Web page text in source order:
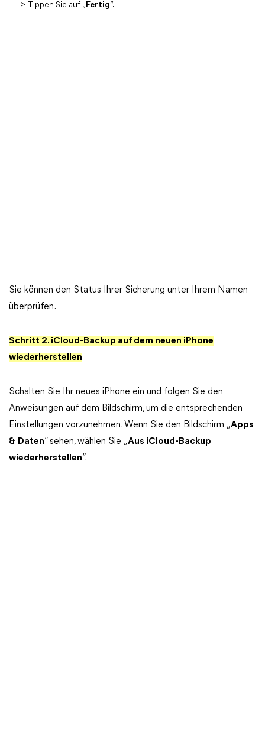
> Tippen Sie auf „Fertig“.
Sie können den Status Ihrer Sicherung unter Ihrem Namen
überprüfen.
Schritt 2. iCloud-Backup auf dem neuen iPhone
wiederherstellen
Schalten Sie Ihr neues iPhone ein und folgen Sie den
Anweisungen auf dem Bildschirm, um die entsprechenden
Einstellungen vorzunehmen. Wenn Sie den Bildschirm „Apps
& Daten“ sehen, wählen Sie „Aus iCloud-Backup
wiederherstellen“.